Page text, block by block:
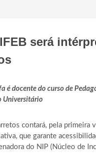
será
é docente do curso de
Universitário
contará, pela
que garante
do NIP (Núcleo de